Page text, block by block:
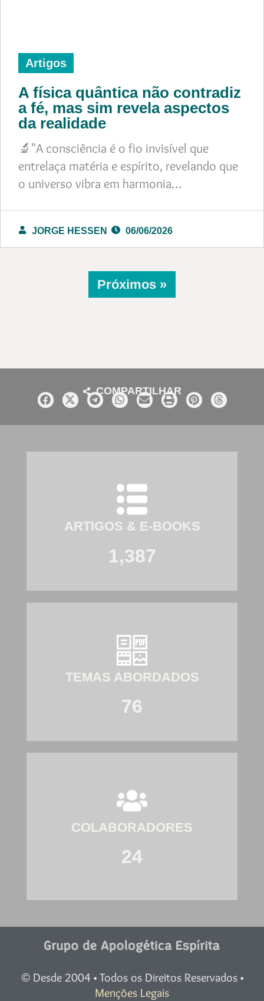
Artigos
A física quântica não contradiz
a fé, mas sim revela aspectos
da realidade
🔬"A consciência é o fio invisível que
entrelaça matéria e espírito, revelando que
o universo vibra em harmonia…
JORGE HESSEN 06/06/2026
Próximos »
COMPARTILHAR
ARTIGOS & E-BOOKS
1,387
TEMAS ABORDADOS
76
COLABORADORES
24
©Desde 2004 • Todos os Direitos Reservados •
Menções Legais